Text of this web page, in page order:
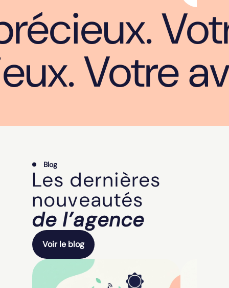
Votre
Blog
Les dernières
nouveautés
de l’agence
Voir le blog